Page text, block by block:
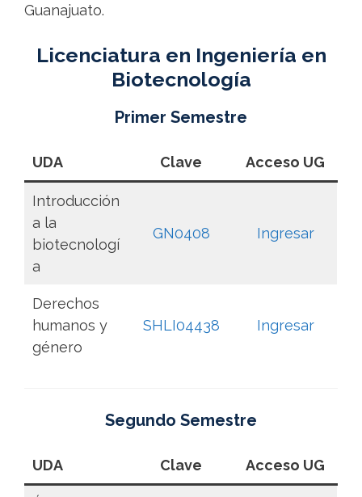
Guanajuato.
Licenciatura en Ingeniería en
Biotecnología
Primer Semestre
UDA Clave Acceso UG
Introducción
a la
biotecnologí
a
GN0408 Ingresar
Derechos
humanos y
género
SHLI04438 Ingresar
Segundo Semestre
UDA Clave Acceso UG